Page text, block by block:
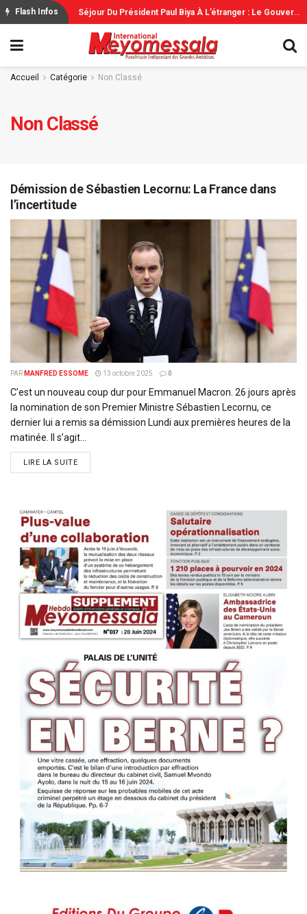
Accueil Catégorie Non Classé
Non Classé
Démission de Sébastien Lecornu: La France dans
l’incertitude
PAR MANFRED ESSOME 13 octobre 2025 0
C’est un nouveau coup dur pour Emmanuel Macron. 26 jours après
la nomination de son Premier Ministre Sébastien Lecornu, ce
dernier lui a remis sa démission Lundi aux premières heures de la
matinée. Il s’agit...
LIRE LA SUITEDETAILS
Flash Infos
COupe Du Monde: L’Espagne Remporte Sa Deuxième Étoile Face À L’Argentine S
Éjour Du Président Paul Biya À L’étranger : Le Gouvernement Rassure